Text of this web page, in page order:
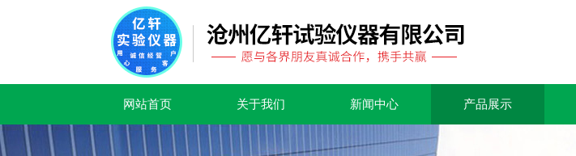
网站首页 关于我们 新闻中心 产品展示